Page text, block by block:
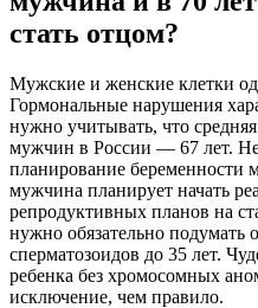
стать отцом?
Мужские и женские клетки
Гормональные нарушения
нужно учитывать, что
мужчин в России — 67 лет.
планирование беременности
мужчина планирует начать
репродуктивных планов на
нужно обязательно подумать
сперматозоидов до 35 лет.
ребенка без хромосомных
исключение, чем правило.